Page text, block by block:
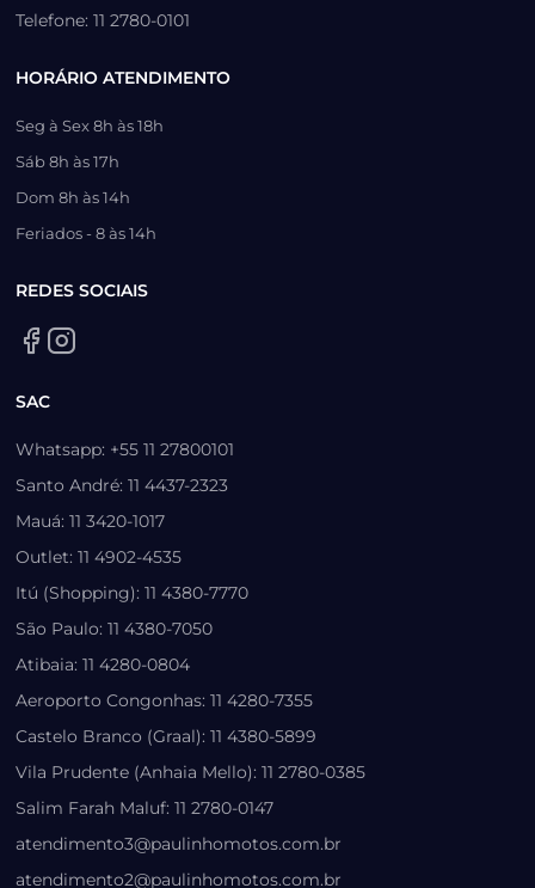
Telefone: 11 2780-0101
HORÁRIO ATENDIMENTO
Seg à Sex 8h às 18h
Sáb 8h às 17h
Dom 8h às 14h
Feriados - 8 às 14h
REDES SOCIAIS
SAC
Whatsapp: +55 11 27800101
Santo André: 11 4437-2323
Mauá: 11 3420-1017
Outlet: 11 4902-4535
Itú (Shopping): 11 4380-7770
São Paulo: 11 4380-7050
Atibaia: 11 4280-0804
Aeroporto Congonhas: 11 4280-7355
Castelo Branco (Graal): 11 4380-5899
Vila Prudente (Anhaia Mello): 11 2780-0385
Salim Farah Maluf: 11 2780-0147
atendimento3@paulinhomotos.com.br
atendimento2@paulinhomotos.com.br